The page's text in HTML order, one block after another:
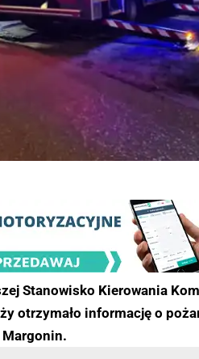
Stanowisko Kierowania
otrzymało informację o